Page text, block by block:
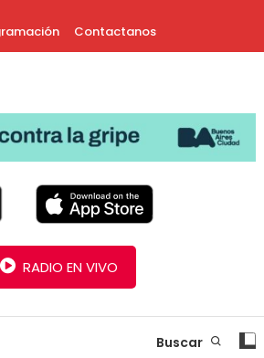
Contactanos
RADIO EN VIVO
Buscar